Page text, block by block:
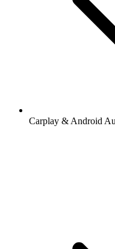
Carplay & Android